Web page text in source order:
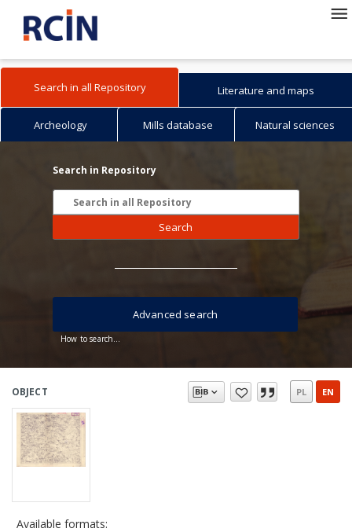
Search in all Repository Literature and maps
Archeology Mills database Natural sciences
Search in Repository
Search
How to search...
Advanced search
OBJECT PL EN
Available formats: